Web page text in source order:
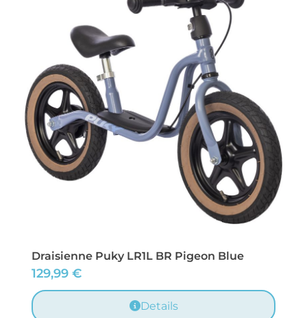
Draisienne Puky LR1L BR Pigeon Blue
129,99 €
Details